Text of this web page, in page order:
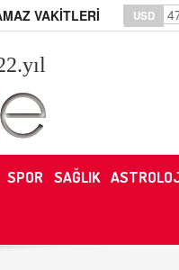
VAKİTLERİ USD
.yıl
SPOR SAĞLIK